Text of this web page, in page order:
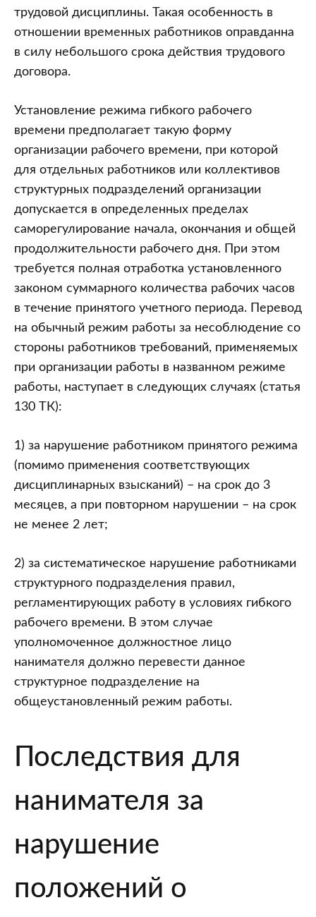
трудовой дисциплины. Такая особенность в
отношении временных работников оправданна
в силу небольшого срока действия трудового
договора.
Установление режима гибкого рабочего
времени предполагает такую форму
организации рабочего времени, при которой
для отдельных работников или коллективов
структурных подразделений организации
допускается в определенных пределах
саморегулирование начала, окончания и общей
продолжительности рабочего дня. При этом
требуется полная отработка установленного
законом суммарного количества рабочих часов
в течение принятого учетного периода. Перевод
на обычный режим работы за несоблюдение со
стороны работников требований, применяемых
при организации работы в названном режиме
работы, наступает в следующих случаях (статья
130 ТК):
1) за нарушение работником принятого режима
(помимо применения соответствующих
дисциплинарных взысканий) – на срок до 3
месяцев, а при повторном нарушении – на срок
не менее 2 лет;
2) за систематическое нарушение работниками
структурного подразделения правил,
регламентирующих работу в условиях гибкого
рабочего времени. В этом случае
уполномоченное должностное лицо
нанимателя должно перевести данное
структурное подразделение на
общеустановленный режим работы.
Последствия для
нанимателя за
нарушение
положений о